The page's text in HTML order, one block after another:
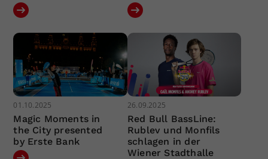
01.10.2025
Magic Moments in
the City presented
by Erste Bank
26.09.2025
Red Bull BassLine:
Rublev und Monfils
schlagen in der
Wiener Stadthalle